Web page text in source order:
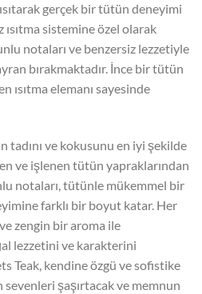
gerçek bir tütün deneyimi
sistemine özel olarak
notaları ve benzersiz lezzetiyle
bırakmaktadır. İnce bir tütün
ısıtma elemanı sayesinde
tadını ve kokusunu en iyi şekilde
ve işlenen tütün yapraklarından
notaları, tütünle mükemmel bir
farklı bir boyut katar. Her
zengin bir aroma ile
lezzetini ve karakterini
Teak, kendine özgü ve sofistike
şaşırtacak ve memnun